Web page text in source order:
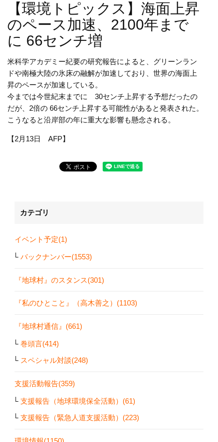
【環境トピックス】海面上昇
のペース加速、2100年まで
に 66センチ増
米科学アカデミー紀要の研究報告によると、グリーンラン
ドや南極大陸の氷床の融解が加速しており、世界の海面上
昇のペースが加速している。
今までは今世紀末までに 30センチ上昇する予想だったの
だが、2倍の 66センチ上昇する可能性があると発表された。
こうなると沿岸部の年に重大な影響も懸念される。
【2月13日 AFP】
カテゴリ
イベント予定(1)
バックナンバー(1553)
『地球村』のスタンス(301)
『私のひとこと』（高木善之）(1103)
『地球村通信』(661)
巻頭言(414)
スペシャル対談(248)
支援活動報告(359)
支援報告（地球環境保全活動）(61)
支援報告（緊急人道支援活動）(223)